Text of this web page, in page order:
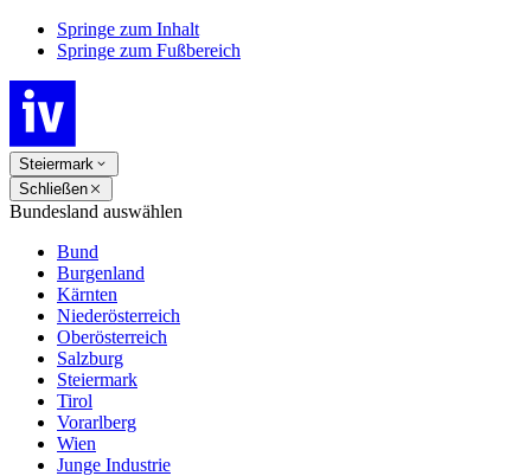
Springe zum Inhalt
Springe zum Fußbereich
Steiermark
Schließen
Bundesland auswählen
Bund
Burgenland
Kärnten
Niederösterreich
Oberösterreich
Salzburg
Steiermark
Tirol
Vorarlberg
Wien
Junge Industrie